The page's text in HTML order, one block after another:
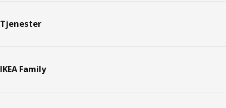
Tjenester
IKEA Family